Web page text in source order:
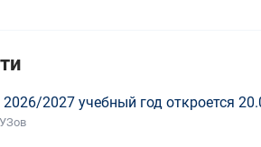
2027 учебный год откроется